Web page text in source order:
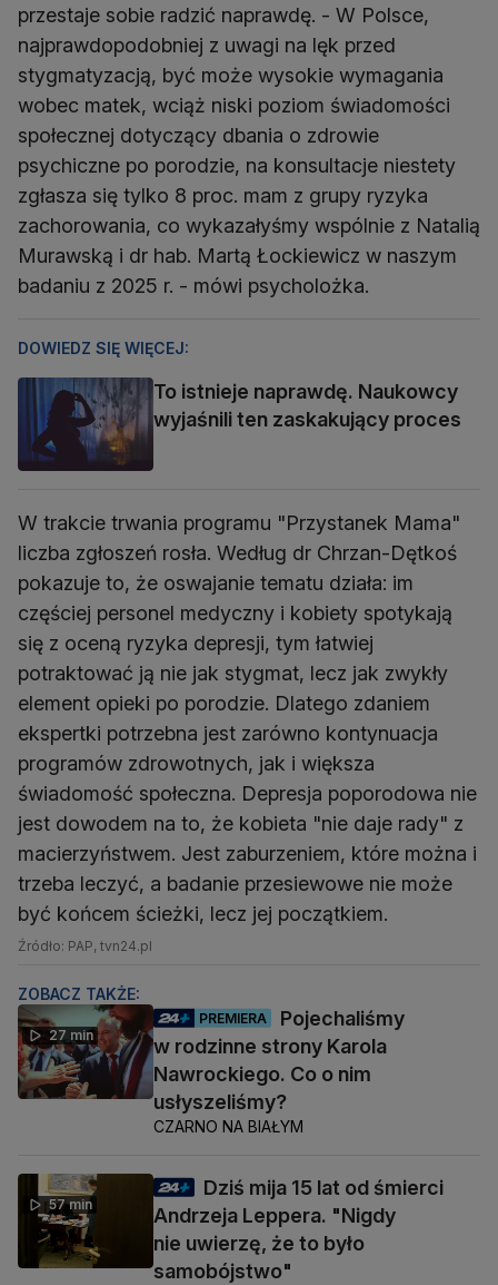
przestaje sobie radzić naprawdę. - W Polsce,
najprawdopodobniej z uwagi na lęk przed
stygmatyzacją, być może wysokie wymagania
wobec matek, wciąż niski poziom świadomości
społecznej dotyczący dbania o zdrowie
psychiczne po porodzie, na konsultacje niestety
zgłasza się tylko 8 proc. mam z grupy ryzyka
zachorowania, co wykazałyśmy wspólnie z Natalią
Murawską i dr hab. Martą Łockiewicz w naszym
badaniu z 2025 r. - mówi psycholożka.
DOWIEDZ SIĘ WIĘCEJ:
To istnieje naprawdę. Naukowcy
wyjaśnili ten zaskakujący proces
W trakcie trwania programu "Przystanek Mama"
liczba zgłoszeń rosła. Według dr Chrzan-Dętkoś
pokazuje to, że oswajanie tematu działa: im
częściej personel medyczny i kobiety spotykają
się z oceną ryzyka depresji, tym łatwiej
potraktować ją nie jak stygmat, lecz jak zwykły
element opieki po porodzie. Dlatego zdaniem
ekspertki potrzebna jest zarówno kontynuacja
programów zdrowotnych, jak i większa
świadomość społeczna. Depresja poporodowa nie
jest dowodem na to, że kobieta "nie daje rady" z
macierzyństwem. Jest zaburzeniem, które można i
trzeba leczyć, a badanie przesiewowe nie może
być końcem ścieżki, lecz jej początkiem.
Źródło: PAP, tvn24.pl
ZOBACZ TAKŻE:
27 min
PREMIERA
Pojechaliśmy
w rodzinne strony Karola
Nawrockiego. Co o nim
usłyszeliśmy?
CZARNO NA BIAŁYM
57 min
Dziś mija 15 lat od śmierci
Andrzeja Leppera. "Nigdy
nie uwierzę, że to było
samobójstwo"